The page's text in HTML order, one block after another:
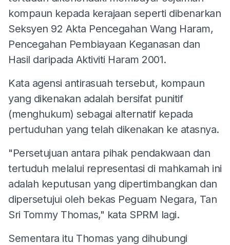
kompaun kepada kerajaan seperti dibenarkan
Seksyen 92 Akta Pencegahan Wang Haram,
Pencegahan Pembiayaan Keganasan dan
Hasil daripada Aktiviti Haram 2001.
Kata agensi antirasuah tersebut, kompaun
yang dikenakan adalah bersifat punitif
(menghukum) sebagai alternatif kepada
pertuduhan yang telah dikenakan ke atasnya.
"Persetujuan antara pihak pendakwaan dan
tertuduh melalui representasi di mahkamah ini
adalah keputusan yang dipertimbangkan dan
dipersetujui oleh bekas Peguam Negara, Tan
Sri Tommy Thomas," kata SPRM lagi.
Sementara itu Thomas yang dihubungi